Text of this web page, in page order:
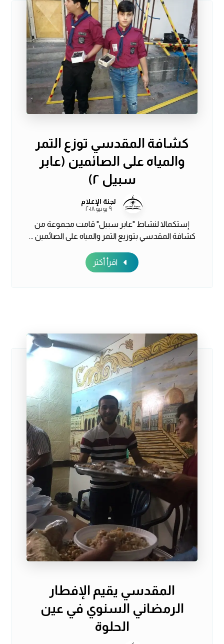
كشافة المقدسي توزع التمر
والمياه على الصائمين (عابر
سبيل ٢)
لجنة الإعلام
٩ يونيو ٢٠١٨
إستكمالا لنشاط "عابر سبيل" قامت مجموعة من
كشافة المقدسي بتوزيع التمر والمياه على الصائمين ...
اقرأ أكثر
المقدسي يقيم الإفطار
الرمضاني السنوي في عين
الحلوة